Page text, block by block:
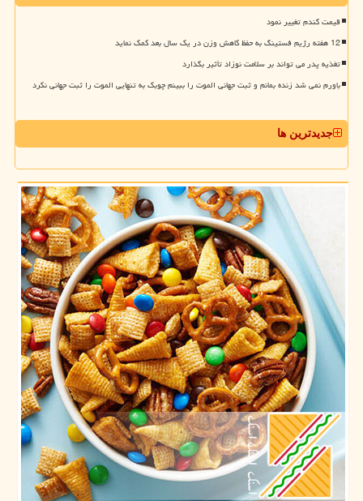
قیمت گندم تغییر نمود
12 هفته رژیم فستینگ به حفظ کاهش وزن در یک سال بعد کمک نماید
تغذیه پدر می تواند بر سلامت نوزاد تأثیر بگذارد
باورم نمی شد زنده بمانم و ثبت جهانی الموت را ببینم چوبک به تنهایی الموت را ثبت جهانی نکرد
جدیدترین ها